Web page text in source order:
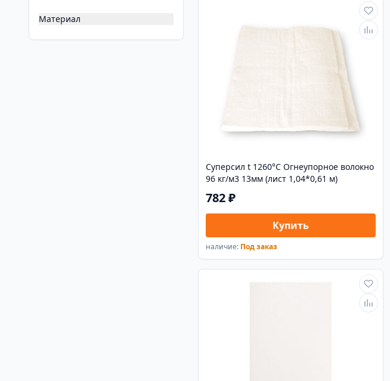
Материал
Суперсил t 1260°С Огнеупорное волокно
96 кг/м3 13мм (лист 1,04*0,61 м)
782 ₽
Купить
наличие: Под заказ